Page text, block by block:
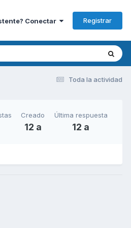
Conectar Registrar
Toda la actividad
Creado
12 a
Última respuesta
12 a